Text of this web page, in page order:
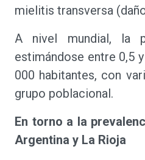
mielitis transversa
A nivel mundial, la
estimándose entre 0,5
000 habitantes, con
grupo poblacional.
En torno a la
Argentina y La Rioja